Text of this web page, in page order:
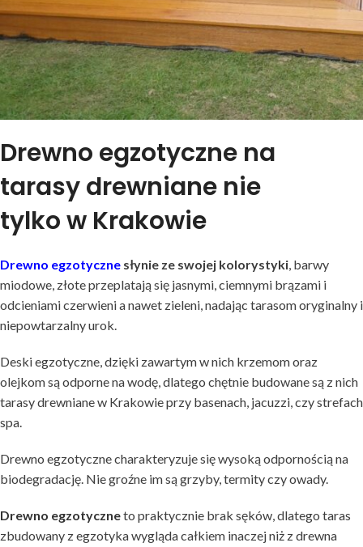
Drewno egzotyczne na
tarasy drewniane nie
tylko w Krakowie
Drewno egzotyczne słynie ze swojej kolorystyki, barwy
miodowe, złote przeplatają się jasnymi, ciemnymi brązami i
odcieniami czerwieni a nawet zieleni, nadając tarasom oryginalny i
niepowtarzalny urok.
Deski egzotyczne, dzięki zawartym w nich krzemom oraz
olejkom są odporne na wodę, dlatego chętnie budowane są z nich
tarasy drewniane w Krakowie przy basenach, jacuzzi, czy strefach
spa.
Drewno egzotyczne charakteryzuje się wysoką odpornością na
biodegradację. Nie groźne im są grzyby, termity czy owady.
Drewno egzotyczneto praktycznie brak sęków, dlatego taras
zbudowany z egzotyka wygląda całkiem inaczej niż z drewna